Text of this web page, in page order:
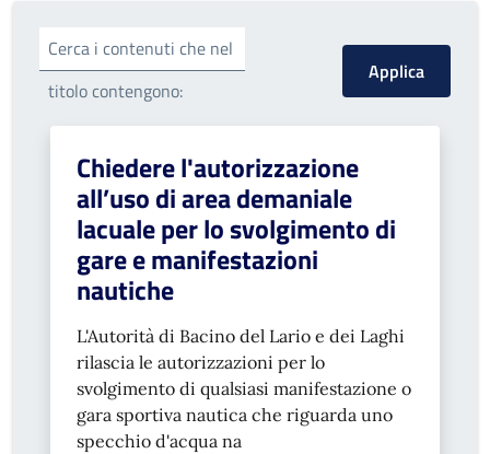
Cerca i contenuti che nel
titolo contengono:
Chiedere l'autorizzazione
all’uso di area demaniale
lacuale per lo svolgimento di
gare e manifestazioni
nautiche
L'Autorità di Bacino del Lario e dei Laghi
rilascia le autorizzazioni per lo
svolgimento di qualsiasi manifestazione o
gara sportiva nautica che riguarda uno
specchio d'acqua na